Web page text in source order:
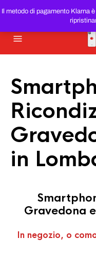
Il metodo di pagamento Klarna
SMARTPHONE E
in
Gravedona
In negozio, o